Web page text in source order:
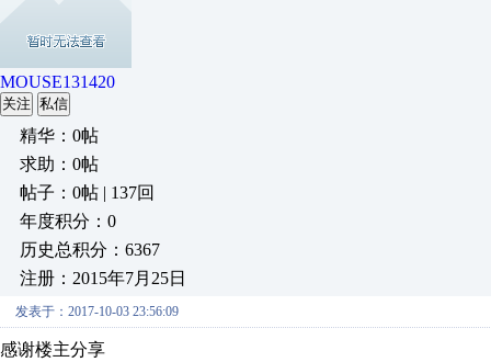
MOUSE131420
关注 私信
精华：0帖
求助：0帖
帖子：0帖 | 137回
年度积分：0
历史总积分：6367
注册：2015年7月25日
发表于：2017-10-03 23:56:09
感谢楼主分享